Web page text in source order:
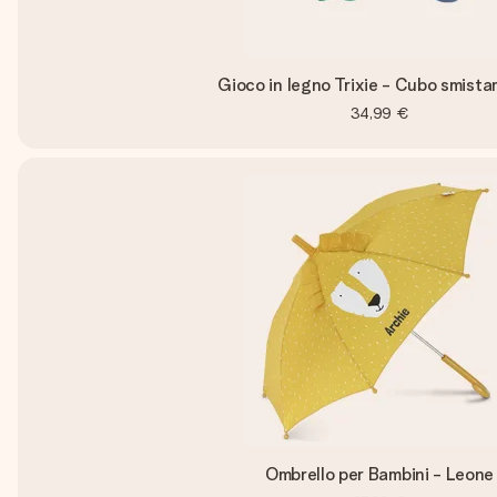
Gioco in legno Trixie - Cubo
34,99 €
Ombrello per Bambini - Leone